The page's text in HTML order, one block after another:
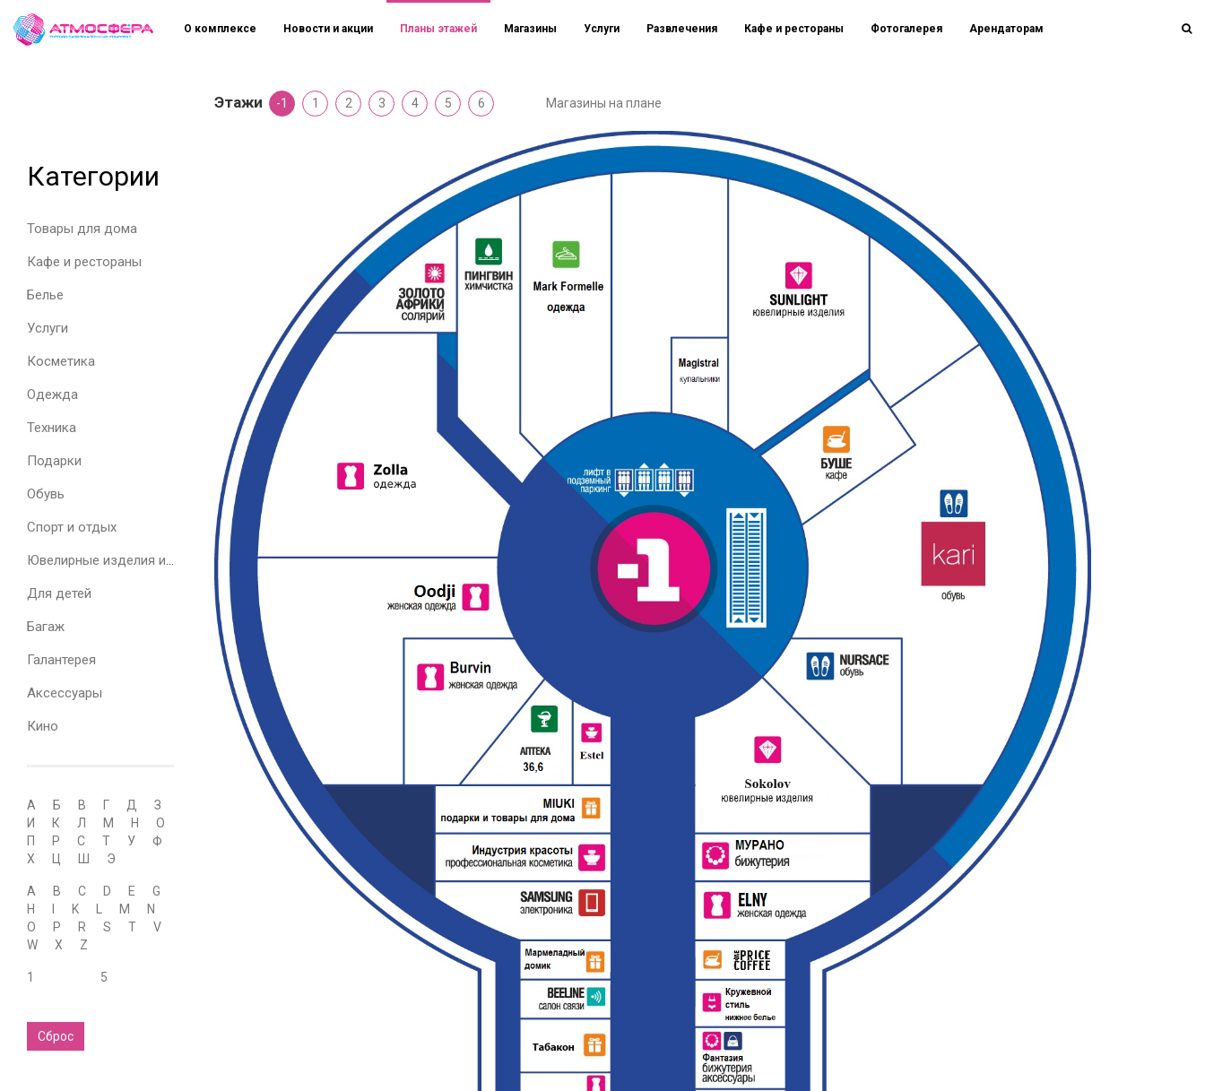
Категории
Товары для дома
Кафе и рестораны
Белье
Услуги
Косметика
Одежда
Техника
Подарки
Обувь
Спорт и отдых
Для детей
Багаж
Галантерея
Аксессуары
Кино
А Б В Г Д
З
И
К Л М Н
О
П
Р С Т У
Ф
Х
Ц Э
A B C D E
G
H
K M
N
O
P R S T
V
W
X Z
1 5
Сброс
О комплексе Новости и акции Планы этажей Магазины Услуги Развлечения Кафе и рестораны Фотогалерея Арендаторам
Этажи -1 1 2 3 4 5 6 Магазины на плане